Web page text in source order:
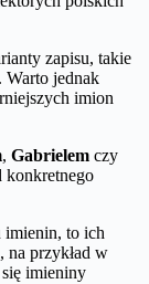
zapisu, takie
. Warto jednak
imion
, Gabrielem czy
konkretnego
imienin, to ich
przykład w
imieniny